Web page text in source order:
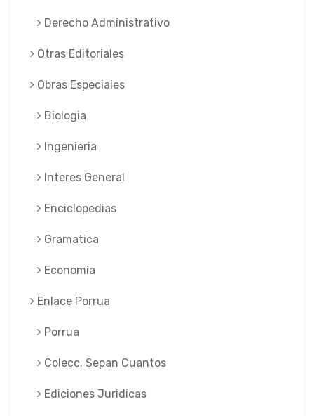
Derecho Administrativo
Otras Editoriales
Obras Especiales
Biologia
Ingenieria
Interes General
Enciclopedias
Gramatica
Economía
Enlace Porrua
Porrua
Colecc. Sepan Cuantos
Ediciones Juridicas